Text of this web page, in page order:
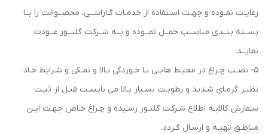
رعایـت نمـوده و جهـت اسـتفاده از خدمـات گـارانتــی، محصــوالت را بــا
بســته بنــدی مناســب حمــل نمــوده و بــه شــرکت گلنــور عــودت
نمایــد.
5- نصـب چـراغ در محیـط هایـی بـا خـوردگی بـالا و نمـکی و شـرایط حـاد
نظیـر گرمـای شـدید و رطوبـت بسـیار بـالا می بایسـت قبـل از ثبـت
سـفارش کالابـه اطلاع شـرکت گلنـور رسـیده و چـراغ خـاص جهـت ایـن
مناطـق تهیـه و ارسـال گـردد.